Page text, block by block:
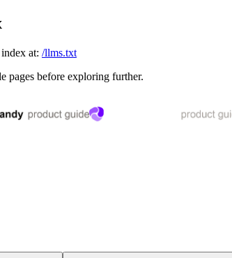
at: /llms.txt
pages before exploring further.